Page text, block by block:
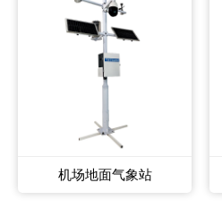
机场地面气象站